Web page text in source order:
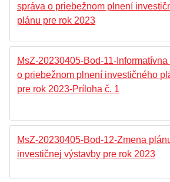
správa o priebežnom plnení
plánu pre rok 2023
MsZ-20230405-Bod-11-Informatívna
o priebežnom plnení investičného
pre rok 2023-Príloha č. 1
MsZ-20230405-Bod-12-Zmena
investičnej výstavby pre rok 2023